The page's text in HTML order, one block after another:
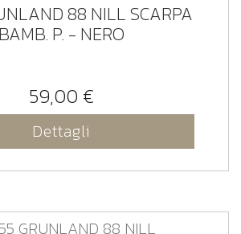
88 NILL SCARPA
BAMB. P. - NERO
59,00 €
Dettagli